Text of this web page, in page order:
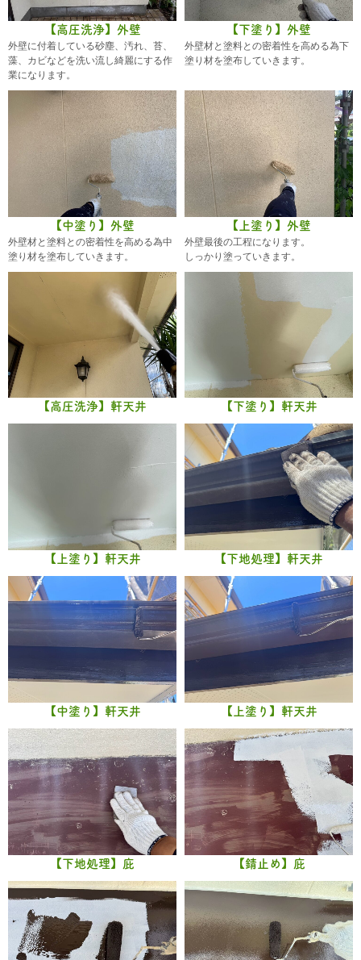
【高圧洗浄】外壁
外壁に付着している砂塵、汚れ、苔、
藻、カビなどを洗い流し綺麗にする作
業になります。
【下塗り】外壁
外壁材と塗料との密着性を高める為下
塗り材を塗布していきます。
【中塗り】外壁
外壁材と塗料との密着性を高める為中
塗り材を塗布していきます。
【上塗り】外壁
外壁最後の工程になります。
しっかり塗っていきます。
【高圧洗浄】軒天井 【下塗り】軒天井
【上塗り】軒天井 【下地処理】軒天井
【中塗り】軒天井 【上塗り】軒天井
【下地処理】庇 【錆止め】庇